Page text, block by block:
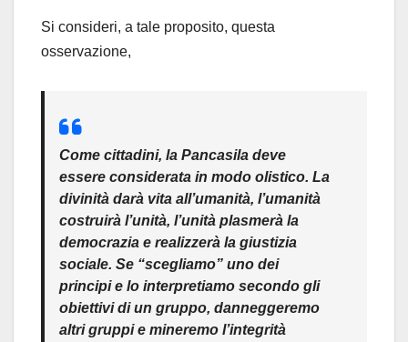
Si consideri, a tale proposito, questa
osservazione,
Come cittadini, la Pancasila deve
essere considerata in modo olistico. La
divinità darà vita all’umanità, l’umanità
costruirà l’unità, l’unità plasmerà la
democrazia e realizzerà la giustizia
sociale. Se “scegliamo” uno dei
principi e lo interpretiamo secondo gli
obiettivi di un gruppo, danneggeremo
altri gruppi e mineremo l’integrità